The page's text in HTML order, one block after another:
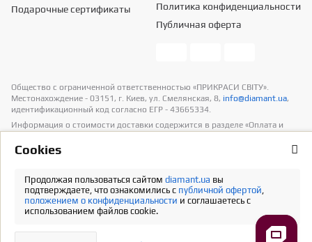
Подарочные сертификаты
Политика конфиденциальности
Публичная оферта
Общество с ограниченной ответственностью «ПРИКРАСИ СВІТУ».
Местонахождение - 03151, г. Киев, ул. Смелянская, 8, info@diamant.ua,
идентификационный код согласно ЕГР - 43665334.
Информация о стоимости доставки содержится в разделе «Оплата и
Сookies
Продолжая пользоваться сайтом diamant.ua вы
подтверждаете, что ознакомились с публичной офертой,
положением о конфиденциальности и соглашаетесь с
использованием файлов cookie.